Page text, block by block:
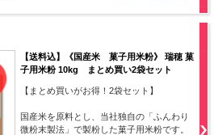
【送料込】《国産米 菓子用米粉》 瑞穂 菓
子用米粉 10kg まとめ買い2袋セット
【まとめ買いがお得！2袋セット】
国産米を原料とし、当社独自の「ふんわり
微粉末製法」で製粉した菓子用米粉です。